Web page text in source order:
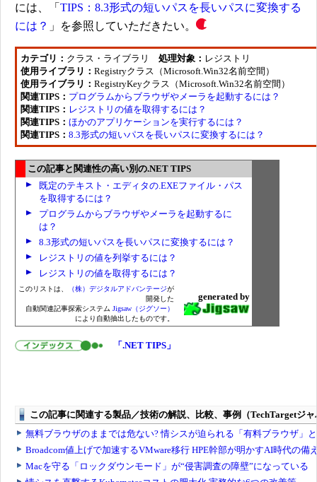
には、「 TIPS：8.3形式の短いパスを長いパスに変換する
には？ 」を参照していただきたい。
カテゴリ： クラス・ライブラリ 処理対象： レジストリ
使用ライブラリ： Registryクラス（Microsoft.Win32名前空間）
使用ライブラリ： RegistryKeyクラス（Microsoft.Win32名前空間）
関連TIPS： プログラムからブラウザやメーラを起動するには？
関連TIPS： レジストリの値を取得するには？
関連TIPS： ほかのアプリケーションを実行するには？
関連TIPS： 8.3形式の短いパスを長いパスに変換するには？
この記事と関連性の高い別の.NET TIPS
既定のテキスト・エディタの.EXEファイル・パス
を取得するには？
プログラムからブラウザやメーラを起動するに
は？
8.3形式の短いパスを長いパスに変換するには？
レジストリの値を列挙するには？
レジストリの値を取得するには？
このリストは、 （株）デジタルアドバンテージが
開発した
自動関連記事探索システム Jigsaw（ジグソー）
により自動抽出したものです。
generated by
「.NET TIPS」